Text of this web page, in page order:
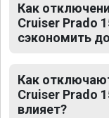
Как
Cruiser Prado
сэкономить
Как
Cruiser Prado
влияет?